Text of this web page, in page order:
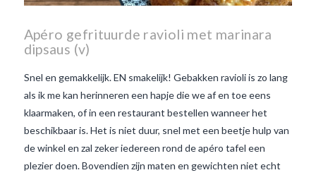
Apéro gefrituurde ravioli met marinara
dipsaus (v)
Snel en gemakkelijk. EN smakelijk! Gebakken ravioli is zo lang
als ik me kan herinneren een hapje die we af en toe eens
klaarmaken, of in een restaurant bestellen wanneer het
beschikbaar is. Het is niet duur, snel met een beetje hulp van
de winkel en zal zeker iedereen rond de apéro tafel een
plezier doen. Bovendien zijn maten en gewichten niet echt